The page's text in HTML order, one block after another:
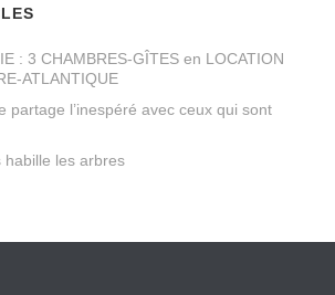
: 3 CHAMBRES-GÎTES en LOCATION
ATLANTIQUE
partage l’inespéré avec ceux qui sont
habille les arbres